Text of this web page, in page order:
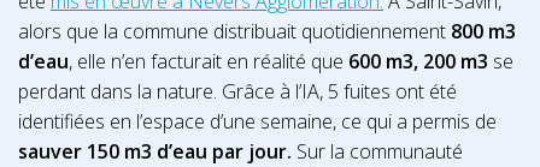
alors que la commune distribuait quotidiennement 800 m3
d’eau, elle n’en facturait en réalité que 600 m3, 200 m3 se
perdant dans la nature. Grâce à l’IA, 5 fuites ont été
identifiées en l’espace d’une semaine, ce qui a permis de
sauver 150 m3 d’eau par jour. Sur la communauté